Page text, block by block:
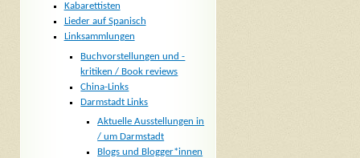
Kabarettisten
Lieder auf Spanisch
Linksammlungen
Buchvorstellungen und -
kritiken / Book reviews
China-Links
Darmstadt Links
Aktuelle Ausstellungen in
/ um Darmstadt
Blogs und Blogger*innen